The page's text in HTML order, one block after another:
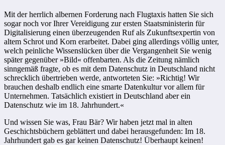
Mit der herrlich albernen Forderung nach Flugtaxis hatten Sie sich
sogar noch vor Ihrer Vereidigung zur ersten Staatsministerin für
Digitalisierung einen überzeugenden Ruf als Zukunftsexpertin von
altem Schrot und Korn erarbeitet. Dabei ging allerdings völlig unter,
welch peinliche Wissenslücken über die Vergangenheit Sie wenig
später gegenüber »Bild« offenbarten. Als die Zeitung nämlich
sinngemäß fragte, ob es mit dem Datenschutz in Deutschland nicht
schrecklich übertrieben werde, antworteten Sie: »Richtig! Wir
brauchen deshalb endlich eine smarte Datenkultur vor allem für
Unternehmen. Tatsächlich existiert in Deutschland aber ein
Datenschutz wie im 18. Jahrhundert.«
Und wissen Sie was, Frau Bär? Wir haben jetzt mal in alten
Geschichtsbüchern geblättert und dabei herausgefunden: Im 18.
Jahrhundert gab es gar keinen Datenschutz! Überhaupt keinen!